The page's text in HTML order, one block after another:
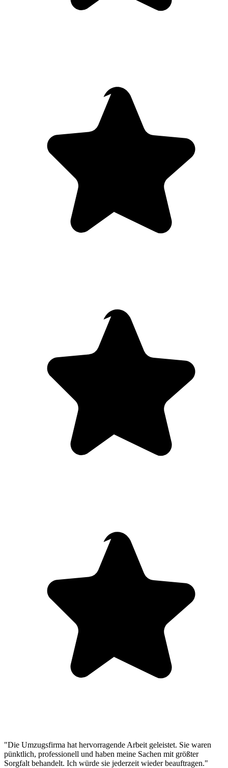
"Die Umzugsfirma hat hervorragende Arbeit geleistet. Sie waren
pünktlich, professionell und haben meine Sachen mit größter
Sorgfalt behandelt. Ich würde sie jederzeit wieder beauftragen."